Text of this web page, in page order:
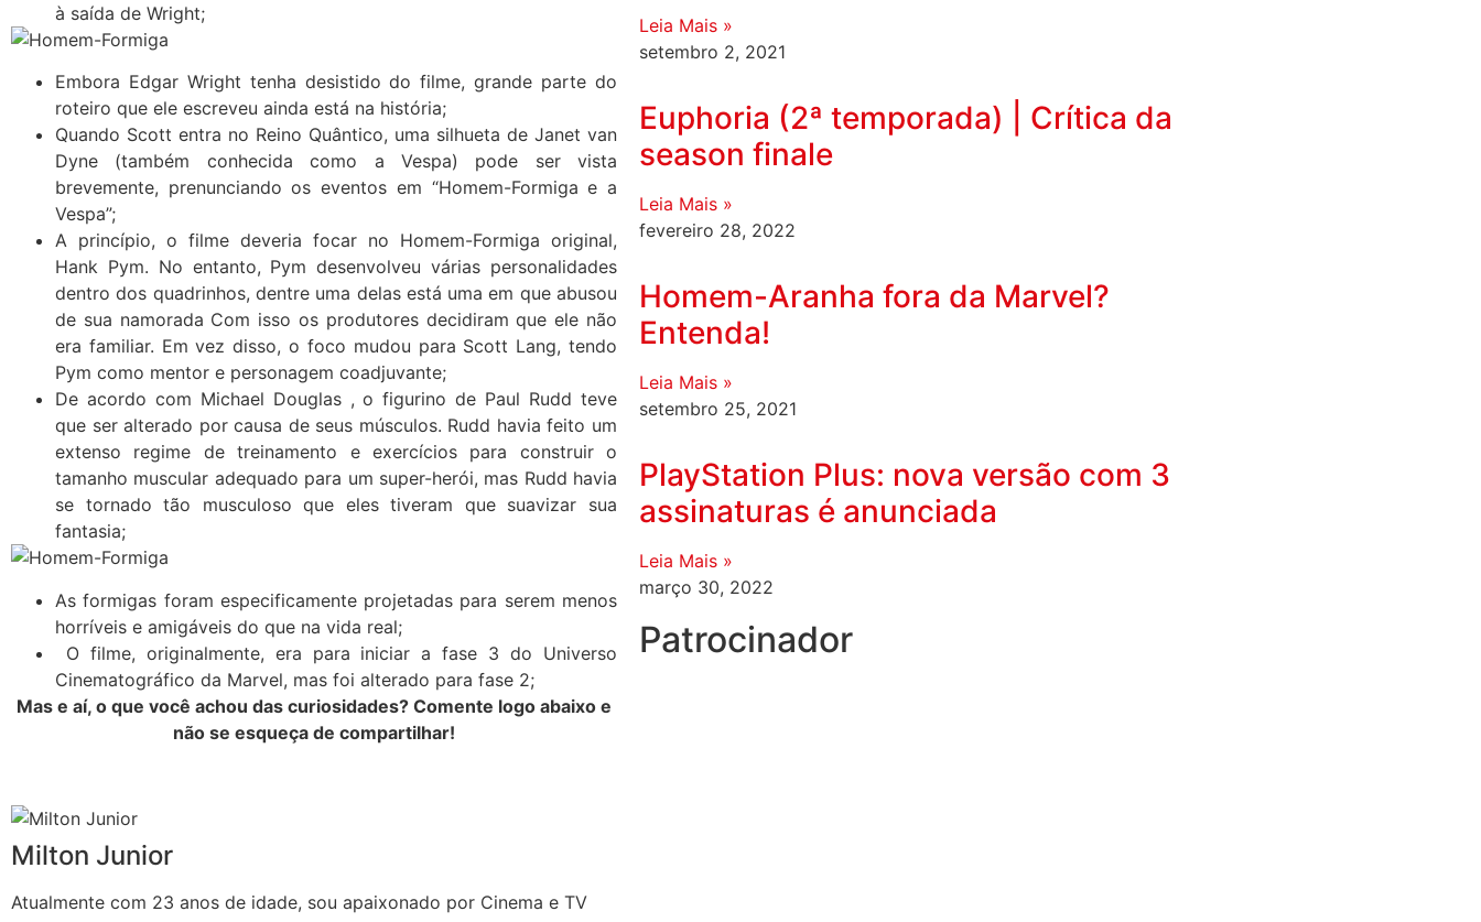
à saída de Wright;
Embora Edgar Wright tenha desistido do filme, grande parte do
roteiro que ele escreveu ainda está na história;
Quando Scott entra no Reino Quântico, uma silhueta de Janet van
Dyne (também conhecida como a Vespa) pode ser vista
brevemente, prenunciando os eventos em “Homem-Formiga e a
Vespa”;
A princípio, o filme deveria focar no Homem-Formiga original,
Hank Pym. No entanto, Pym desenvolveu várias personalidades
dentro dos quadrinhos, dentre uma delas está uma em que abusou
de sua namorada Com isso os produtores decidiram que ele não
era familiar. Em vez disso, o foco mudou para Scott Lang, tendo
Pym como mentor e personagem coadjuvante;
De acordo com Michael Douglas, o figurino de Paul Rudd teve
que ser alterado por causa de seus músculos. Rudd havia feito um
extenso regime de treinamento e exercícios para construir o
tamanho muscular adequado para um super-herói, mas Rudd havia
se tornado tão musculoso que eles tiveram que suavizar sua
fantasia;
As formigas foram especificamente projetadas para serem menos
horríveis e amigáveis ​​do que na vida real;
O filme, originalmente, era para iniciar a fase 3 do Universo
Cinematográfico da Marvel, mas foi alterado para fase 2;
Mas e aí, o que você achou das curiosidades? Comente logo abaixo e
não se esqueça de compartilhar!
Milton Junior
Atualmente com 23 anos de idade, sou apaixonado por Cinema e TV
Leia Mais »
setembro 2, 2021
Euphoria (2ª temporada) | Crítica da
season finale
Leia Mais »
fevereiro 28, 2022
Homem-Aranha fora da Marvel?
Entenda!
Leia Mais »
setembro 25, 2021
PlayStation Plus: nova versão com 3
assinaturas é anunciada
Leia Mais »
março 30, 2022
Patrocinador